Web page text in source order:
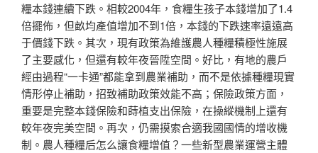
糧本錢連續下跌。相較2004年，食糧生孩子本錢增加了1.4
倍擺佈，但畝均產值增加不到1倍，本錢的下跌速率遠遠高
于價錢下跌。其次，現有政策為維護農人種糧積極性施展
了主要感化，但還有較年夜晉陞空間。好比，有地的農戶
經由過程“一卡通”都能拿到農業補助，而不是依據種糧現實
情形停止補助，招致補助政策效能不高；保險政策方面，
重要是完整本錢保險和蒔植支出保險，在操縱機制上還有
較年夜完美空間。再次，仍需摸索合適我國國情的增收機
制。農人種糧后怎么讓食糧增值？一些新型農業運營主體